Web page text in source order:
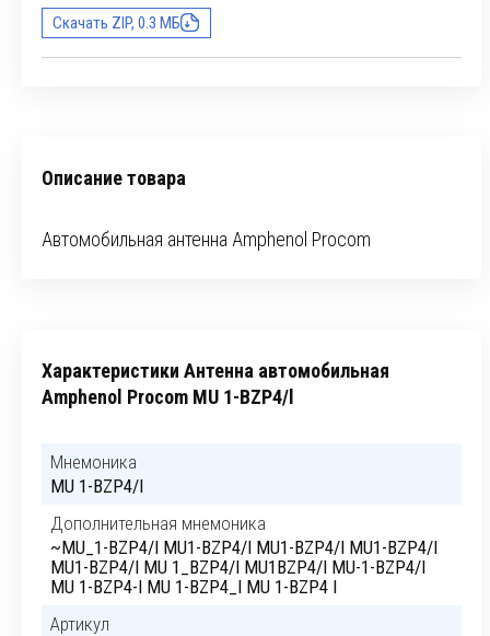
Скачать ZIP, 0.3 МБ
Описание товара
Автомобильная антенна Amphenol Procom
Характеристики Антенна автомобильная
Amphenol Procom MU 1-BZP4/l
Мнемоника
MU 1-BZP4/l
Дополнительная мнемоника
~MU_1-BZP4/l MU1-BZP4/l MU1-BZP4/l MU1-BZP4/l
MU1-BZP4/l MU 1_BZP4/l MU1BZP4/l MU-1-BZP4/l
MU 1-BZP4-l MU 1-BZP4_l MU 1-BZP4 l
Артикул